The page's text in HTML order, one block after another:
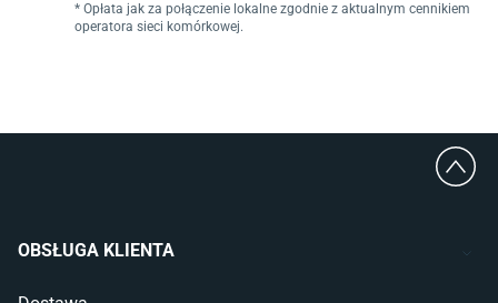
Lampy w stylu loftowym
Lampy wiszące do jadalni
Wanny Cersanit
* Opłata jak za połączenie lokalne zgodnie z aktualnym cennikiem
operatora sieci komórkowej.
OBSŁUGA KLIENTA